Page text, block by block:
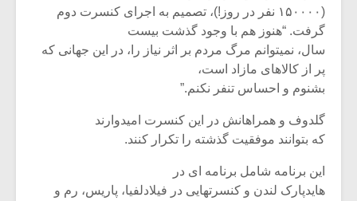
(۱۵۰۰۰۰ نفر در روز!)، تصمیم به اجرای کنسرت دوم
گرفت. “هنوز هم با وجود گذشت بیست
سال، نمیتوانم مرگ مردم بر اثر نیاز را، در این جهانی که
پر از کالاهای مازاد است،
بشنوم و احساس تنفر نکنم.”
گلدوف و همراهانش در این کنسرت امیدوارند
که بتوانند موفقیت گذشته را تکرار کنند.
این برنامه شامل برنامه ای در
هایدپارک لندن و کنسرتهایی در فیلادلفیا، پاریس، رم و